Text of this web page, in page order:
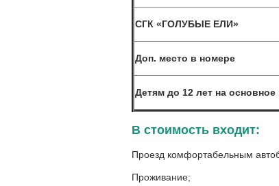
СГК «ГОЛУБЫЕ ЕЛИ»
Доп. место в номере
Детям до 12 лет на основное
В стоимость входит:
Проезд комфортабельным